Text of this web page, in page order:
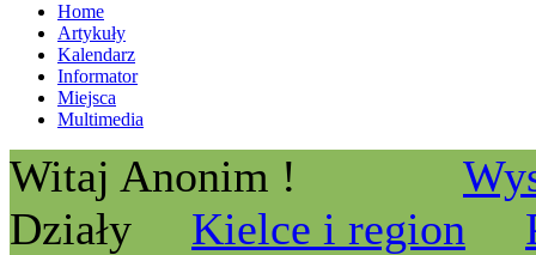
Home
Artykuły
Kalendarz
Informator
Miejsca
Multimedia
Witaj Anonim !
Działy
Kielce i region